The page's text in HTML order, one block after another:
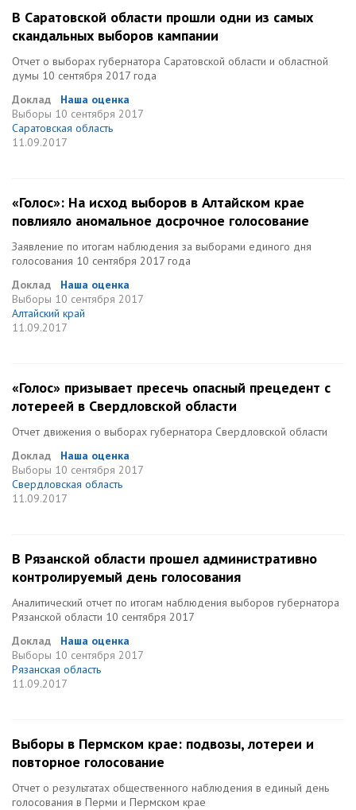
В Саратовской области прошли одни из самых
скандальных выборов кампании
Отчет о выборах губернатора Саратовской области и областной
думы 10 сентября 2017 года
Доклад
Наша оценка
Выборы 10 сентября 2017
Саратовская область
11.09.2017
«Голос»: На исход выборов в Алтайском крае
повлияло аномальное досрочное голосование
Заявление по итогам наблюдения за выборами единого дня
голосования 10 сентября 2017 года
Доклад
Наша оценка
Выборы 10 сентября 2017
Алтайский край
11.09.2017
«Голос» призывает пресечь опасный прецедент с
лотереей в Свердловской области
Отчет движения о выборах губернатора Свердловской области
Доклад
Наша оценка
Выборы 10 сентября 2017
Свердловская область
11.09.2017
В Рязанской области прошел административно
контролируемый день голосования
Аналитический отчет по итогам наблюдения выборов губернатора
Рязанской области 10 сентября 2017
Доклад
Наша оценка
Выборы 10 сентября 2017
Рязанская область
11.09.2017
Выборы в Пермском крае: подвозы, лотереи и
повторное голосование
Отчет о результатах общественного наблюдения в единый день
голосования в Перми и Пермском крае